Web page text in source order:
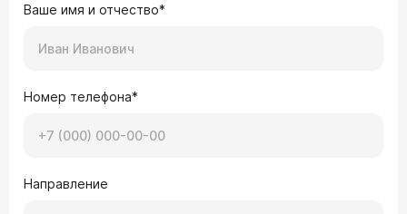
Ваше имя и отчество*
Номер телефона*
Направление